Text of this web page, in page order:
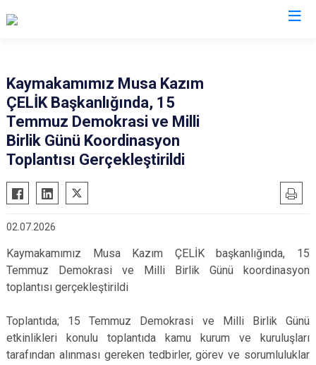
Akseki
Alanya
Elmalı
Gazipaşa
Gündoğmuş
Demre
Kaş
Korkuteli
Manavgat
Konyaaltı
Kaymakamımız Musa Kazım
ÇELİK Başkanlığında, 15
Temmuz Demokrasi ve Milli
Birlik Günü Koordinasyon
Toplantısı Gerçekleştirildi
02.07.2026
Kaymakamımız Musa Kazım ÇELİK başkanlığında, 15
Temmuz Demokrasi ve Milli Birlik Günü koordinasyon
toplantısı gerçekleştirildi
Toplantıda; 15 Temmuz Demokrasi ve Milli Birlik Günü
etkinlikleri konulu toplantıda kamu kurum ve kuruluşları
tarafından alınması gereken tedbirler, görev ve sorumluluklar